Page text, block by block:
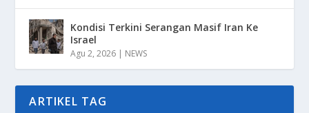
Kondisi Terkini Serangan Masif Iran Ke
Israel
Agu 2, 2026 | NEWS
ARTIKEL TAG